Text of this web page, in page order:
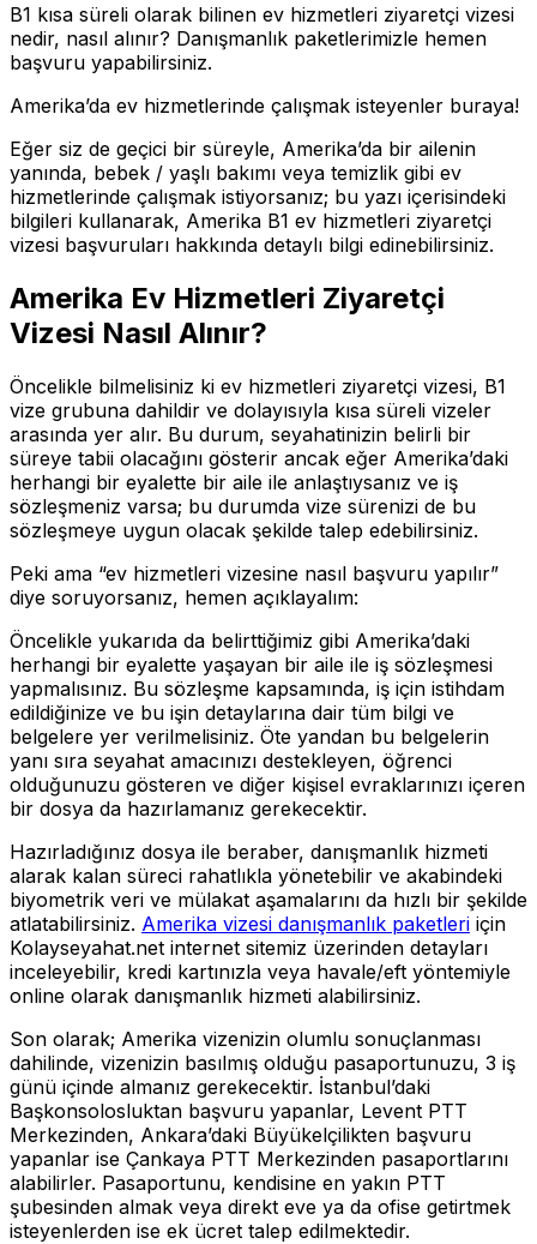
B1 kısa süreli olarak bilinen ev hizmetleri ziyaretçi vizesi
nedir, nasıl alınır? Danışmanlık paketlerimizle hemen
başvuru yapabilirsiniz.
Amerika’da ev hizmetlerinde çalışmak isteyenler buraya!
Eğer siz de geçici bir süreyle, Amerika’da bir ailenin
yanında, bebek / yaşlı bakımı veya temizlik gibi ev
hizmetlerinde çalışmak istiyorsanız; bu yazı içerisindeki
bilgileri kullanarak, Amerika B1 ev hizmetleri ziyaretçi
vizesi başvuruları hakkında detaylı bilgi edinebilirsiniz.
Amerika Ev Hizmetleri Ziyaretçi
Vizesi Nasıl Alınır?
Öncelikle bilmelisiniz ki ev hizmetleri ziyaretçi vizesi, B1
vize grubuna dahildir ve dolayısıyla kısa süreli vizeler
arasında yer alır. Bu durum, seyahatinizin belirli bir
süreye tabii olacağını gösterir ancak eğer Amerika’daki
herhangi bir eyalette bir aile ile anlaştıysanız ve iş
sözleşmeniz varsa; bu durumda vize sürenizi de bu
sözleşmeye uygun olacak şekilde talep edebilirsiniz.
Peki ama “ev hizmetleri vizesine nasıl başvuru yapılır”
diye soruyorsanız, hemen açıklayalım:
Öncelikle yukarıda da belirttiğimiz gibi Amerika’daki
herhangi bir eyalette yaşayan bir aile ile iş sözleşmesi
yapmalısınız. Bu sözleşme kapsamında, iş için istihdam
edildiğinize ve bu işin detaylarına dair tüm bilgi ve
belgelere yer verilmelisiniz. Öte yandan bu belgelerin
yanı sıra seyahat amacınızı destekleyen, öğrenci
olduğunuzu gösteren ve diğer kişisel evraklarınızı içeren
bir dosya da hazırlamanız gerekecektir.
Hazırladığınız dosya ile beraber, danışmanlık hizmeti
alarak kalan süreci rahatlıkla yönetebilir ve akabindeki
biyometrik veri ve mülakat aşamalarını da hızlı bir şekilde
atlatabilirsiniz. Amerika vizesi danışmanlık paketleri için
Kolayseyahat.net internet sitemiz üzerinden detayları
inceleyebilir, kredi kartınızla veya havale/eft yöntemiyle
online olarak danışmanlık hizmeti alabilirsiniz.
Son olarak; Amerika vizenizin olumlu sonuçlanması
dahilinde, vizenizin basılmış olduğu pasaportunuzu, 3 iş
günü içinde almanız gerekecektir. İstanbul’daki
Başkonsolosluktan başvuru yapanlar, Levent PTT
Merkezinden, Ankara’daki Büyükelçilikten başvuru
yapanlar ise Çankaya PTT Merkezinden pasaportlarını
alabilirler. Pasaportunu, kendisine en yakın PTT
şubesinden almak veya direkt eve ya da ofise getirtmek
isteyenlerden ise ek ücret talep edilmektedir.